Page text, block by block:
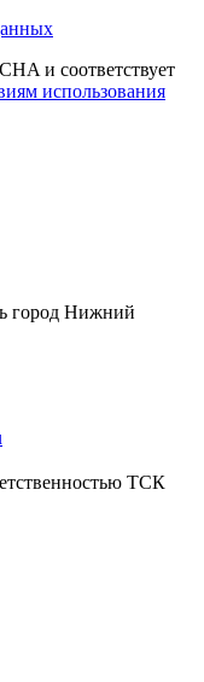
и соответствует
использования
город Нижний
ТСК